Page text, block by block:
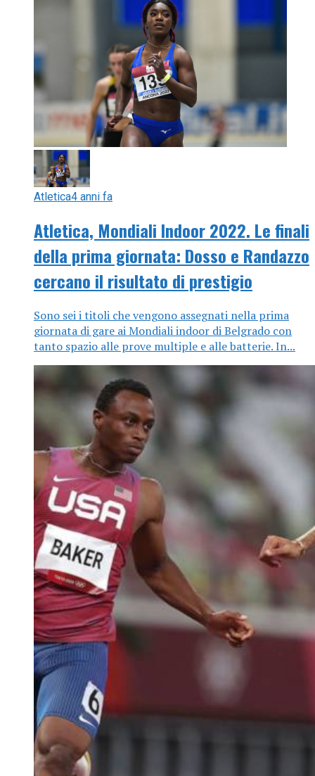
Atletica4 anni fa
Atletica, Mondiali Indoor 2022. Le finali
della prima giornata: Dosso e Randazzo
cercano il risultato di prestigio
Sono sei i titoli che vengono assegnati nella prima
giornata di gare ai Mondiali indoor di Belgrado con
tanto spazio alle prove multiple e alle batterie. In...